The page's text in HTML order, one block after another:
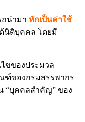
ถนำมา หักเป็นค่าใช้
นิติบุคคล โดยมี
ขของประมวล
ฑ์ของกรมสรรพากร
“บุคคลสำคัญ” ของ